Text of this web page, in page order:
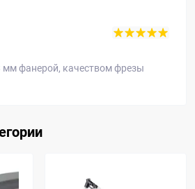
мм фанерой, качеством фрезы